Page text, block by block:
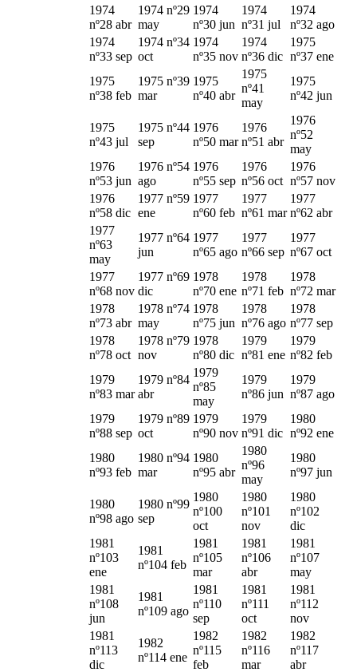
1974
nº28 abr
1974 nº29
may
1974
nº30 jun
1974
nº31 jul
1974
nº32 ago
1974
nº33 sep
1974 nº34
oct
1974
nº35 nov
1974
nº36 dic
1975
nº37 ene
1975
nº38 feb
1975 nº39
mar
1975
nº40 abr
1975
nº41
may
1975
nº42 jun
1975
nº43 jul
1975 nº44
sep
1976
nº50 mar
1976
nº51 abr
1976
nº52
may
1976
nº53 jun
1976 nº54
ago
1976
nº55 sep
1976
nº56 oct
1976
nº57 nov
1976
nº58 dic
1977 nº59
ene
1977
nº60 feb
1977
nº61 mar
1977
nº62 abr
1977
nº63
may
1977 nº64
jun
1977
nº65 ago
1977
nº66 sep
1977
nº67 oct
1977
nº68 nov
1977 nº69
dic
1978
nº70 ene
1978
nº71 feb
1978
nº72 mar
1978
nº73 abr
1978 nº74
may
1978
nº75 jun
1978
nº76 ago
1978
nº77 sep
1978
nº78 oct
1978 nº79
nov
1978
nº80 dic
1979
nº81 ene
1979
nº82 feb
1979
nº83 mar
1979 nº84
abr
1979
nº85
may
1979
nº86 jun
1979
nº87 ago
1979
nº88 sep
1979 nº89
oct
1979
nº90 nov
1979
nº91 dic
1980
nº92 ene
1980
nº93 feb
1980 nº94
mar
1980
nº95 abr
1980
nº96
may
1980
nº97 jun
1980
nº98 ago
1980 nº99
sep
1980
nº100
oct
1980
nº101
nov
1980
nº102
dic
1981
nº103
ene
1981
nº104 feb
1981
nº105
mar
1981
nº106
abr
1981
nº107
may
1981
nº108
jun
1981
nº109 ago
1981
nº110
sep
1981
nº111
oct
1981
nº112
nov
1981
nº113
dic
1982
nº114 ene
1982
nº115
feb
1982
nº116
mar
1982
nº117
abr